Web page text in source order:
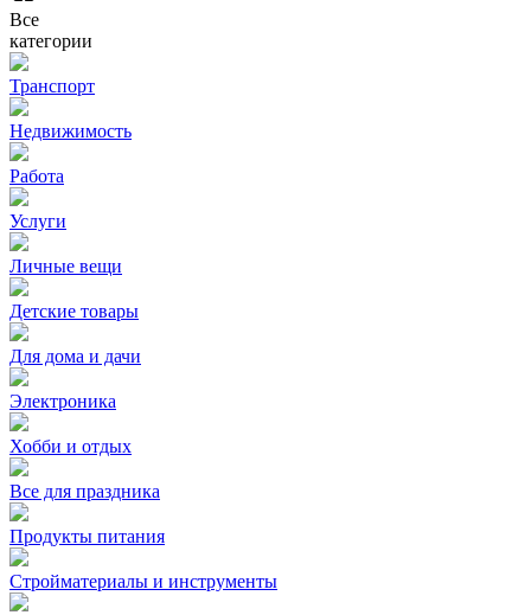
Все
категории
Транспорт
Недвижимость
Работа
Услуги
Личные вещи
Детские товары
Для дома и дачи
Электроника
Хобби и отдых
Все для праздника
Продукты питания
Стройматериалы и инструменты